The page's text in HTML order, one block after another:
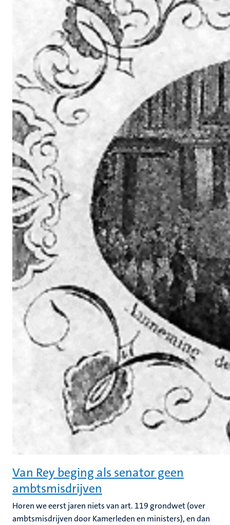
Van Rey beging als senator geen
ambtsmisdrijven
Horen we eerst jaren niets van art. 119 grondwet (over
ambtsmisdrijven door Kamerleden en ministers), en dan